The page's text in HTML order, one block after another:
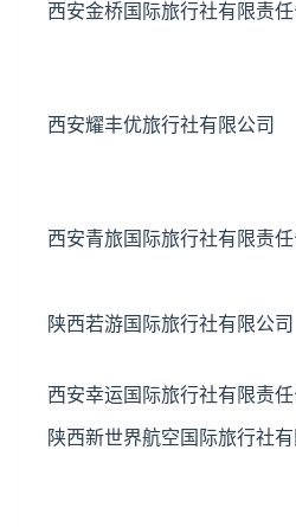
西安金桥国际旅行社有限责
西安耀丰优旅行社有限公司
西安青旅国际旅行社有限责
陕西若游国际旅行社有限公司
西安幸运国际旅行社有限责
陕西新世界航空国际旅行社